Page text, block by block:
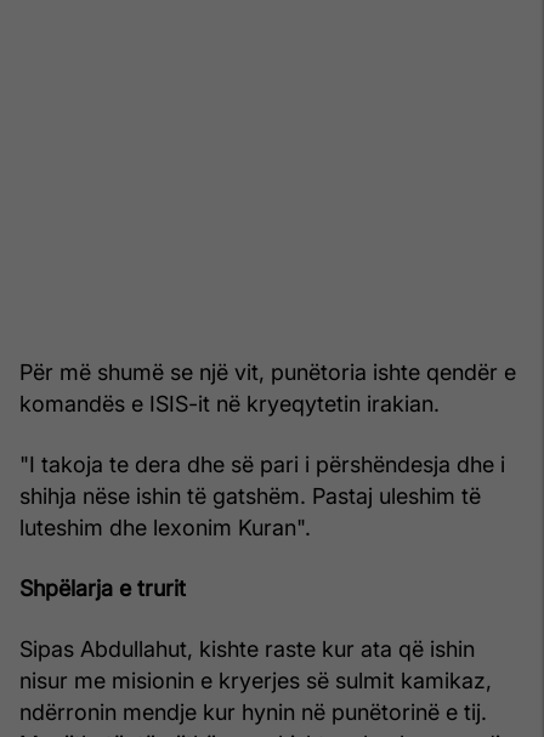
Për më shumë se një vit, punëtoria ishte qendër e
komandës e ISIS-it në kryeqytetin irakian.
"I takoja te dera dhe së pari i përshëndesja dhe i
shihja nëse ishin të gatshëm. Pastaj uleshim të
luteshim dhe lexonim Kuran".
Shpëlarja e trurit
Sipas Abdullahut, kishte raste kur ata që ishin
nisur me misionin e kryerjes së sulmit kamikaz,
ndërronin mendje kur hynin në punëtorinë e tij.